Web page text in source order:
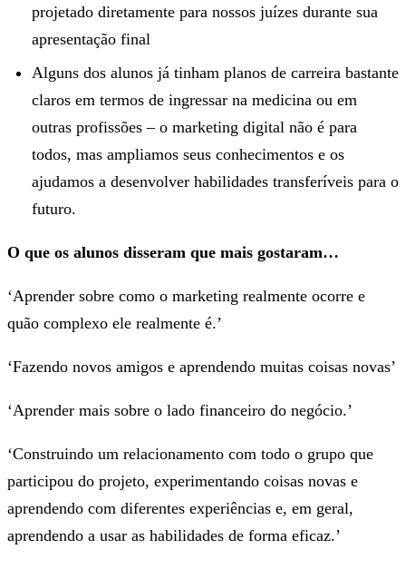
projetado diretamente para nossos juízes durante sua
apresentação final
Alguns dos alunos já tinham planos de carreira bastante
claros em termos de ingressar na medicina ou em
outras profissões – o marketing digital não é para
todos, mas ampliamos seus conhecimentos e os
ajudamos a desenvolver habilidades transferíveis para o
futuro.
O que os alunos disseram que mais gostaram…
‘Aprender sobre como o marketing realmente ocorre e
quão complexo ele realmente é.’
‘Fazendo novos amigos e aprendendo muitas coisas novas’
‘Aprender mais sobre o lado financeiro do negócio.’
‘Construindo um relacionamento com todo o grupo que
participou do projeto, experimentando coisas novas e
aprendendo com diferentes experiências e, em geral,
aprendendo a usar as habilidades de forma eficaz.’